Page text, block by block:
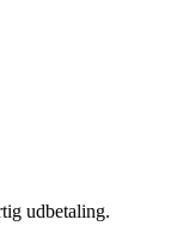
udbetaling.